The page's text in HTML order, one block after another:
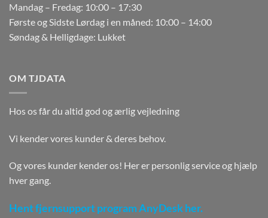
Mandag – Fredag: 10:00 – 17:30
Første og Sidste Lørdag i en måned: 10:00 – 14:00
Søndag & Helligdage: Lukket
OM TJDATA
Hos os får du altid god og ærlig vejledning
Vi kender vores kunder & deres behov.
Og vores kunder kender os! Her er personlig service og hjælp
hver gang.
Hent fjernsupport program AnyDesk her.